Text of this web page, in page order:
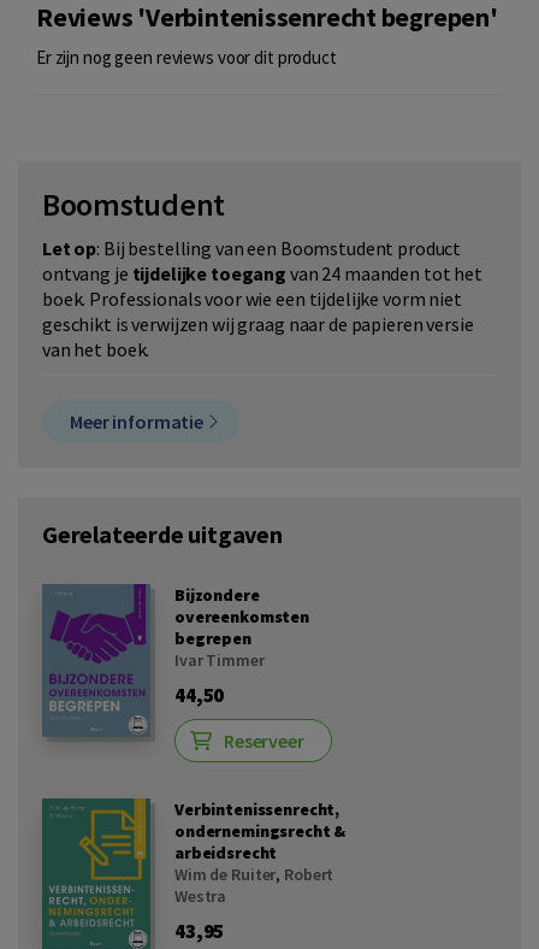
Reviews 'Verbintenissenrecht begrepen'
Er zijn nog geen reviews voor dit product
Boomstudent
Let op: Bij bestelling van een Boomstudent product
ontvang je tijdelijke toegang van 24 maanden tot het
boek. Professionals voor wie een tijdelijke vorm niet
geschikt is verwijzen wij graag naar de papieren versie
van het boek.
Meer informatie
Gerelateerde uitgaven
Bijzondere
overeenkomsten
begrepen
Ivar Timmer
44,50
Reserveer
Verbintenissenrecht,
ondernemingsrecht &
arbeidsrecht
Wim de Ruiter, Robert
Westra
43,95